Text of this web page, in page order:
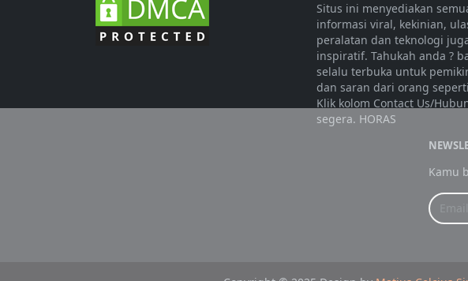
Situs ini menyediakan
informasi viral, kekinian,
peralatan dan teknologi
inspiratif. Tahukah anda ?
selalu terbuka untuk
dan saran dari orang
Klik kolom Contact Us/
segera. HORAS
Kamu